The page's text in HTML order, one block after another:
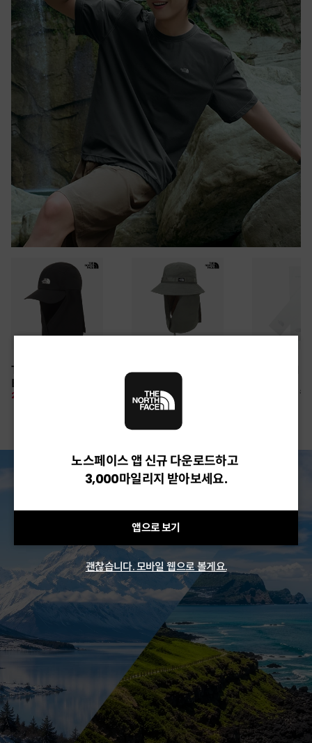
TNF LIGHT SHIELD
EX CAP
28%
CAMP WEBBING
SHIELD HAT
67,500 원
10% 26,100 원
여름 탈출 원정대
뉴질랜드 & 제주도 여행권 증정 찬스
노스페이스 앱 신규 다운로드하고
3,000마일리지 받아보세요.
앱으로 보기
괜찮습니다. 모바일 웹으로 볼게요.